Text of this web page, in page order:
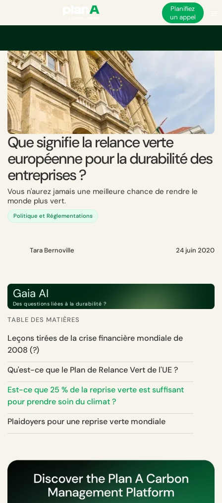
Planifiez
un appel
Que signifie la relance verte
européenne pour la durabilité des
entreprises ?
Vous n'aurez jamais une meilleure chance de rendre le
monde plus vert.
Politique et Réglementations
Tara Bernoville 24 juin 2020
Gaia AI
Des questions liées à la durabilité ?
TABLE DES MATIÈRES
Leçons tirées de la crise financière mondiale de
2008 (?)
Qu'est-ce que le Plan de Relance Vert de l'UE ?
Est-ce que 25 % de la reprise verte est suffisant
pour prendre soin du climat ?
Plaidoyers pour une reprise verte mondiale